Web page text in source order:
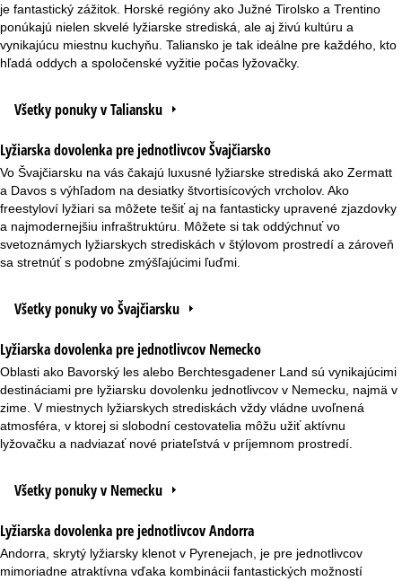
je fantastický zážitok. Horské regióny ako Južné Tirolsko a Trentino
ponúkajú nielen skvelé lyžiarske strediská, ale aj živú kultúru a
vynikajúcu miestnu kuchyňu. Taliansko je tak ideálne pre každého, kto
hľadá oddych a spoločenské vyžitie počas lyžovačky.
Všetky ponuky v Taliansku
Lyžiarska dovolenka pre jednotlivcov Švajčiarsko
Vo Švajčiarsku na vás čakajú luxusné lyžiarske strediská ako Zermatt
a Davos s výhľadom na desiatky štvortisícových vrcholov. Ako
freestyloví lyžiari sa môžete tešiť aj na fantasticky upravené zjazdovky
a najmodernejšiu infraštruktúru. Môžete si tak oddýchnuť vo
svetoznámych lyžiarskych strediskách v štýlovom prostredí a zároveň
sa stretnúť s podobne zmýšľajúcimi ľuďmi.
Všetky ponuky vo Švajčiarsku
Lyžiarska dovolenka pre jednotlivcov Nemecko
Oblasti ako Bavorský les alebo Berchtesgadener Land sú vynikajúcimi
destináciami pre lyžiarsku dovolenku jednotlivcov v Nemecku, najmä v
zime. V miestnych lyžiarskych strediskách vždy vládne uvoľnená
atmosféra, v ktorej si slobodní cestovatelia môžu užiť aktívnu
lyžovačku a nadviazať nové priateľstvá v príjemnom prostredí.
Všetky ponuky v Nemecku
Lyžiarska dovolenka pre jednotlivcov Andorra
Andorra, skrytý lyžiarsky klenot v Pyrenejach, je pre jednotlivcov
mimoriadne atraktívna vďaka kombinácii fantastických možností